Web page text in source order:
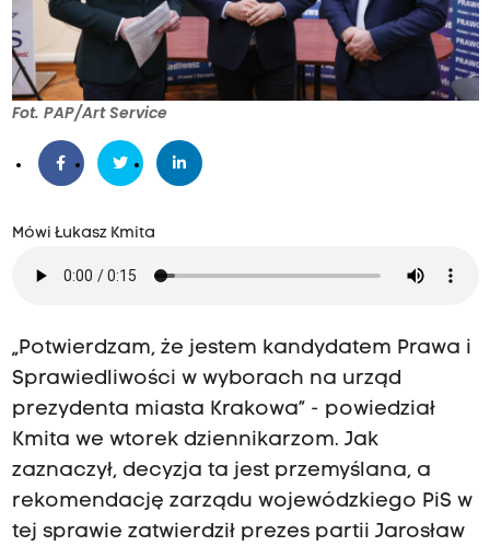
Fot. PAP/Art Service
Mówi Łukasz Kmita
„Potwierdzam, że jestem kandydatem Prawa i
Sprawiedliwości w wyborach na urząd
prezydenta miasta Krakowa” - powiedział
Kmita we wtorek dziennikarzom. Jak
zaznaczył, decyzja ta jest przemyślana, a
rekomendację zarządu wojewódzkiego PiS w
tej sprawie zatwierdził prezes partii Jarosław